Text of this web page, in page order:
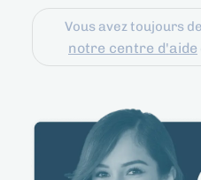
Vous avez toujours
notre centre d'aide